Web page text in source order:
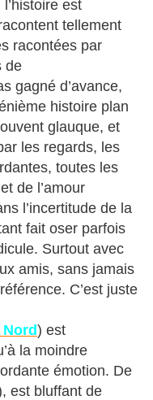
est
tellement
racontées par
de
gagné d’avance,
histoire plan
glauque, et
les regards, les
toutes les
de l’amour
l’incertitude de la
fait oser parfois
Surtout avec
amis, sans jamais
C’est juste
) est
la moindre
émotion. De
est bluffant de